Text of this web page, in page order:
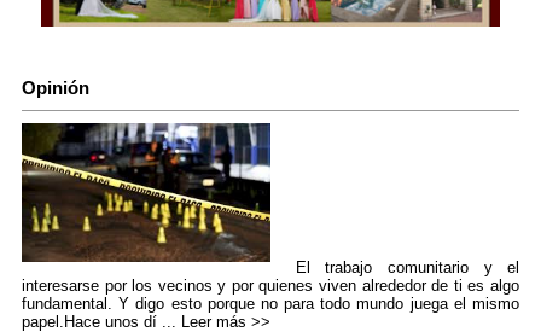
Opinión
El trabajo comunitario y el
interesarse por los vecinos y por quienes viven alrededor de ti es algo
fundamental. Y digo esto porque no para todo mundo juega el mismo
papel.Hace unos dí ... Leer más >>